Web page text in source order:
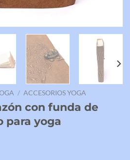
/ ACCESORIOS YOGA
con funda de
para yoga